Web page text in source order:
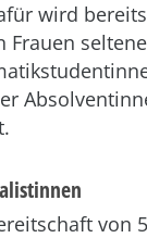
wird
von